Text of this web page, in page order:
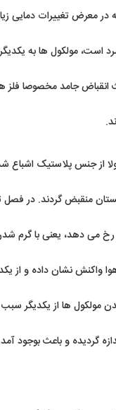
در معرض تغییرات دمایی
است، مولکول ها به
انقباض جامد مخصوصا فلز
از جنس پلاستیک
منقبض گردند. در
می دهد، یعنی با گرم
واکنش نشان داده و از
مولکول ها از یکدیگر
گردیده و باعث بوجود